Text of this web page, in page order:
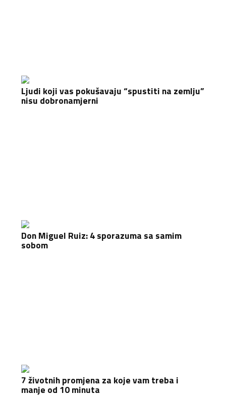
Ljudi koji vas pokušavaju “spustiti na zemlju”
nisu dobronamjerni
Don Miguel Ruiz: 4 sporazuma sa samim
sobom
7 životnih promjena za koje vam treba i
manje od 10 minuta